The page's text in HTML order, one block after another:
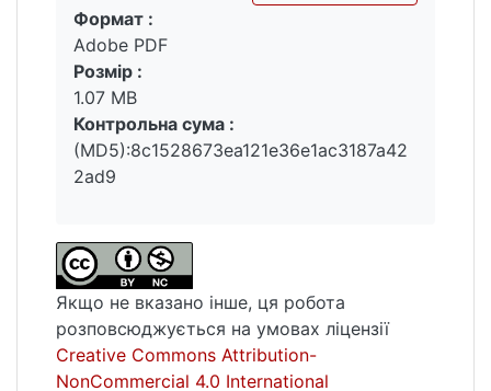
Вантажиться...
Формат :
Adobe PDF
Розмір :
1.07 MB
Контрольна сума :
(MD5):8c1528673ea121e36e1ac3187a42
2ad9
Якщо не вказано інше, ця робота
розповсюджується на умовах ліцензії
Creative Commons Attribution-
NonCommercial 4.0 International